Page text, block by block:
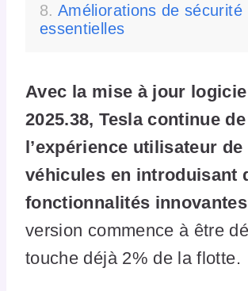
Améliorations de sécurité
essentielles
Avec la mise à jour
2025.38, Tesla continue
l’expérience utilisateur de
véhicules en introduisant
fonctionnalités
version commence à être
touche déjà 2% de la flotte.